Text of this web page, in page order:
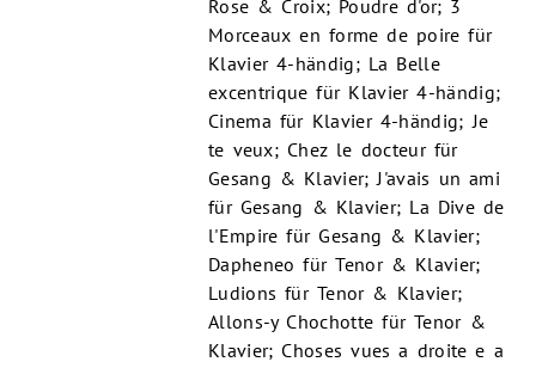
Rose & Croix; Poudre d'or; 3
Morceaux en forme de poire für
Klavier 4-händig; La Belle
excentrique für Klavier 4-händig;
Cinema für Klavier 4-händig; Je
te veux; Chez le docteur für
Gesang & Klavier; J'avais un ami
für Gesang & Klavier; La Dive de
l'Empire für Gesang & Klavier;
Dapheneo für Tenor & Klavier;
Ludions für Tenor & Klavier;
Allons-y Chochotte für Tenor &
Klavier; Choses vues a droite e a